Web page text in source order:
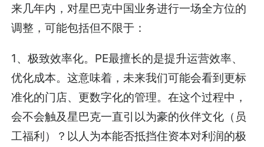
来几年内，对星巴克中国业务进行一场全方位的
调整，可能包括但不限于：
1、极致效率化。PE最擅长的是提升运营效率、
优化成本。这意味着，未来我们可能会看到更标
准化的门店、更数字化的管理。在这个过程中，
会不会触及星巴克一直引以为豪的伙伴文化（员
工福利）？以人为本能否抵挡住资本对利润的极